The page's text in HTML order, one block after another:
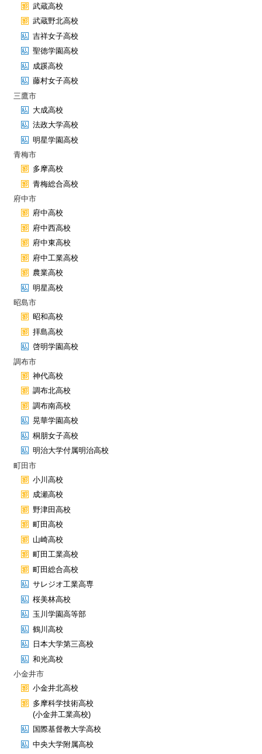
武蔵高校
武蔵野北高校
吉祥女子高校
聖徳学園高校
成蹊高校
藤村女子高校
三鷹市
大成高校
法政大学高校
明星学園高校
青梅市
多摩高校
青梅総合高校
府中市
府中高校
府中西高校
府中東高校
府中工業高校
農業高校
明星高校
昭島市
昭和高校
拝島高校
啓明学園高校
調布市
神代高校
調布北高校
調布南高校
晃華学園高校
桐朋女子高校
明治大学付属明治高校
町田市
小川高校
成瀬高校
野津田高校
町田高校
山崎高校
町田工業高校
町田総合高校
サレジオ工業高専
桜美林高校
玉川学園高等部
鶴川高校
日本大学第三高校
和光高校
小金井市
小金井北高校
多摩科学技術高校
(小金井工業高校)
国際基督教大学高校
中央大学附属高校